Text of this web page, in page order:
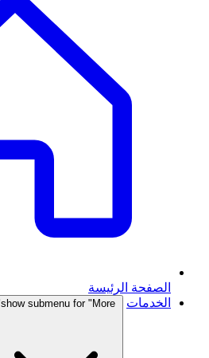
الصفحة الرئيسة
الخدمات
show submenu for "More"